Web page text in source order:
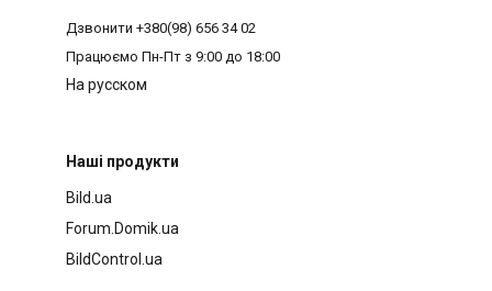
Дзвонити +380(98) 656 34 02
Працюємо Пн-Пт з 9:00 до 18:00
На русском
Наші продукти
Bild.ua
Forum.Domik.ua
BildControl.ua